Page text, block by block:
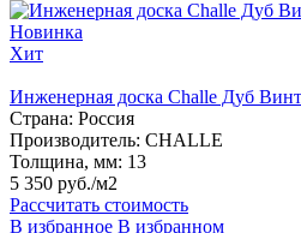
Новинка
Хит
Инженерная доска Challe Дуб
Страна: Россия
Производитель: CHALLE
Толщина, мм: 13
5 350 руб./м2
Рассчитать стоимость
В избранное В избранном